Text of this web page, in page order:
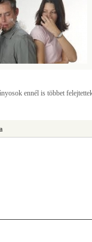
ennél is többet